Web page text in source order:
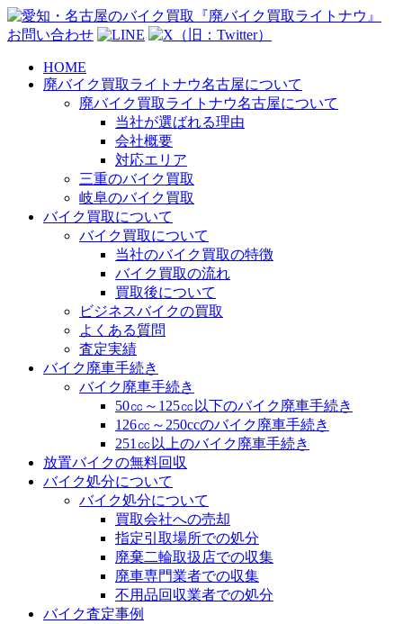
お問い合わせ
HOME
廃バイク買取ライトナウ名古屋について
廃バイク買取ライトナウ名古屋について
当社が選ばれる理由
会社概要
対応エリア
三重のバイク買取
岐阜のバイク買取
バイク買取について
バイク買取について
当社のバイク買取の特徴
バイク買取の流れ
買取後について
ビジネスバイクの買取
よくある質問
査定実績
バイク廃車手続き
バイク廃車手続き
50㏄～125㏄以下のバイク廃車手続き
126㏄～250ccのバイク廃車手続き
251㏄以上のバイク廃車手続き
放置バイクの無料回収
バイク処分について
バイク処分について
買取会社への売却
指定引取場所での処分
廃棄二輪取扱店での収集
廃車専門業者での収集
不用品回収業者での処分
バイク査定事例